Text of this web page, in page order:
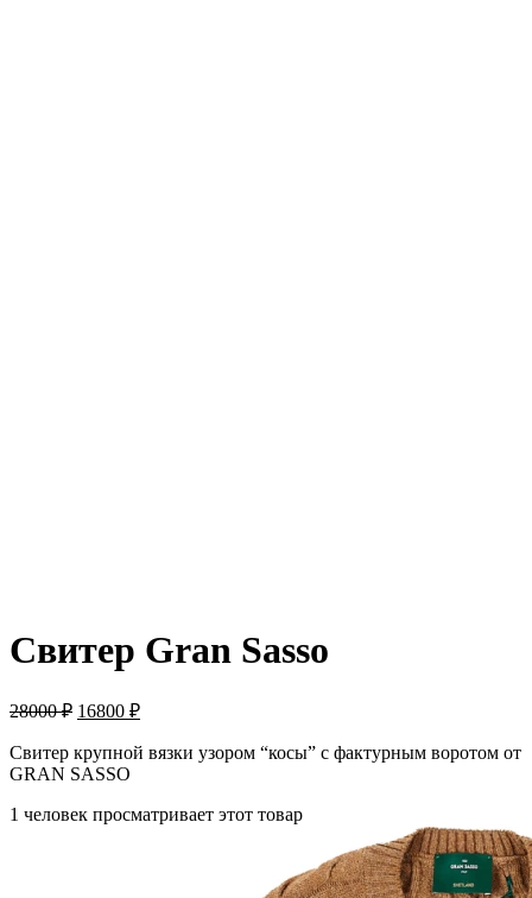
Свитер Gran Sasso
28000₽ 16800 ₽
Свитер крупной вязки узором “косы” с фактурным воротом от
GRAN SASSO
1 человек просматривает этот товар